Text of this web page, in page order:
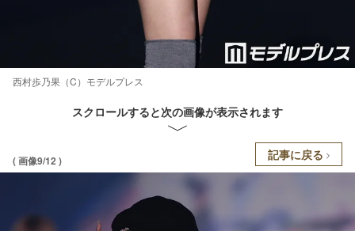
西村歩乃果（C）モデルプレス
スクロールすると次の画像が表示されます
( 画像9/12 ) 記事に戻る